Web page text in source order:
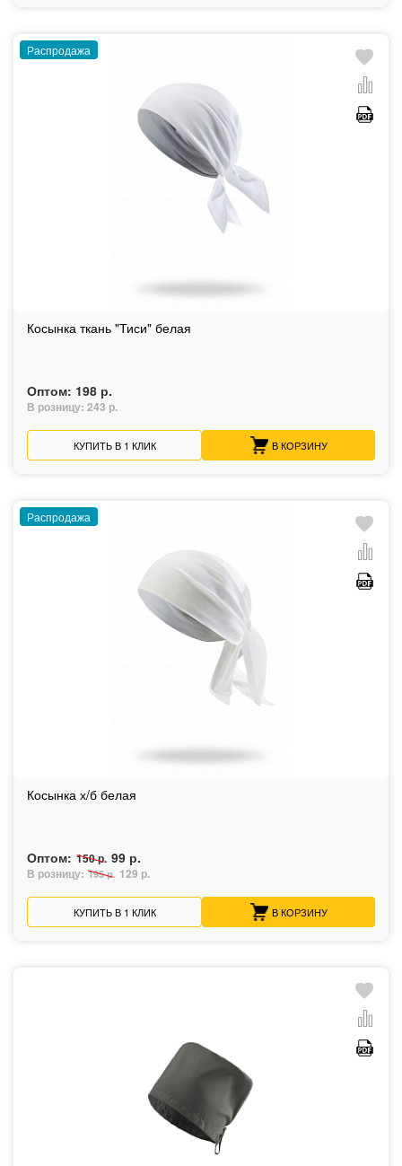
Распродажа
Косынка ткань "Тиси" белая
Оптом: 198 р.
В розницу: 243 р.
КУПИТЬ В 1 КЛИК В КОРЗИНУ
Распродажа
Косынка х/б белая
Оптом: 150 р. 99 р.
В розницу: 195 р. 129 р.
КУПИТЬ В 1 КЛИК В КОРЗИНУ